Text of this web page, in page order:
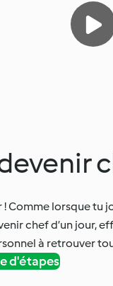
! Comme lorsque
chef d’un jour,
à retrouver
d'étapes